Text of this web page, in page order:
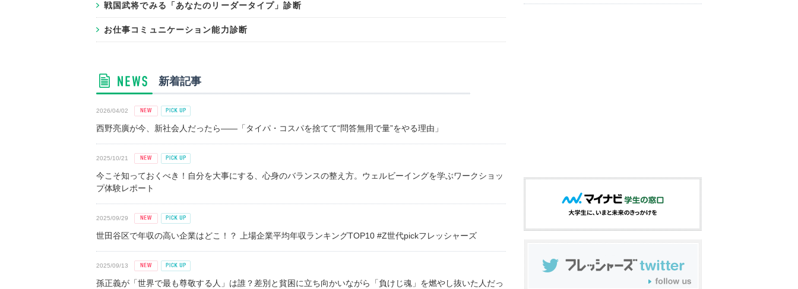
戦国武将でみる「あなたのリーダータイプ」診断
お仕事コミュニケーション能力診断
新着記事
2026/04/02
西野亮廣が今、新社会人だったら――「タイパ・コスパを捨てて“問答無用で量”をやる理由」
2025/10/21
今こそ知っておくべき！自分を大事にする、心身のバランスの整え方。ウェルビーイングを学ぶワークショッ
プ体験レポート
2025/09/29
世田谷区で年収の高い企業はどこ！？ 上場企業平均年収ランキングTOP10 #Z世代pickフレッシャーズ
2025/09/13
孫正義が「世界で最も尊敬する人」は誰？差別と貧困に立ち向かいながら「負けじ魂」を燃やし抜いた人だっ